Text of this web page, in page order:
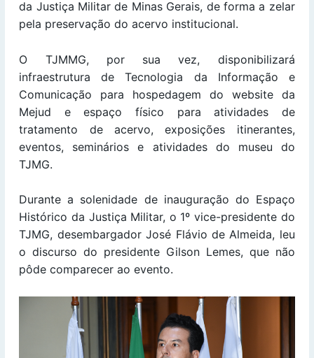
da Justiça Militar de Minas Gerais, de forma a zelar
pela preservação do acervo institucional.
O TJMMG, por sua vez, disponibilizará
infraestrutura de Tecnologia da Informação e
Comunicação para hospedagem do website da
Mejud e espaço físico para atividades de
tratamento de acervo, exposições itinerantes,
eventos, seminários e atividades do museu do
TJMG.
Durante a solenidade de inauguração do Espaço
Histórico da Justiça Militar, o 1º vice-presidente do
TJMG, desembargador José Flávio de Almeida, leu
o discurso do presidente Gilson Lemes, que não
pôde comparecer ao evento.